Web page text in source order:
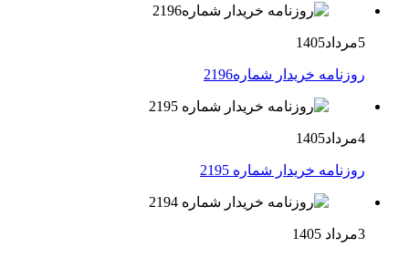
5مرداد1405
روزنامه خریدار شماره2196
4مرداد1405
روزنامه خریدار شماره 2195
3مرداد 1405